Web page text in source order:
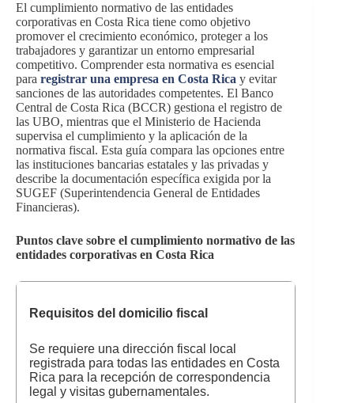
El cumplimiento normativo de las entidades
corporativas en Costa Rica tiene como objetivo
promover el crecimiento económico, proteger a los
trabajadores y garantizar un entorno empresarial
competitivo. Comprender esta normativa es esencial
para registrar una empresa en Costa Rica y evitar
sanciones de las autoridades competentes. El Banco
Central de Costa Rica (BCCR) gestiona el registro de
las UBO, mientras que el Ministerio de Hacienda
supervisa el cumplimiento y la aplicación de la
normativa fiscal. Esta guía compara las opciones entre
las instituciones bancarias estatales y las privadas y
describe la documentación específica exigida por la
SUGEF (Superintendencia General de Entidades
Financieras).
Puntos clave sobre el cumplimiento normativo de las
entidades corporativas en Costa Rica
Requisitos del domicilio fiscal
Se requiere una dirección fiscal local
registrada para todas las entidades en Costa
Rica para la recepción de correspondencia
legal y visitas gubernamentales.